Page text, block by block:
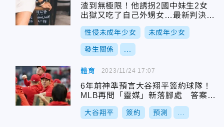
渣到無極限！他誘拐2國中妹生2女
出獄又吃了自己外甥女…最新判決出
爐
性侵未成年少女 未成年少女
發生關係
體育
6年前神準預言大谷翔平簽約球隊！
MLB再問「靈媒」新落腳處 答案令
人驚呆
大谷翔平 簽約 預測
2023/11/24 17:07